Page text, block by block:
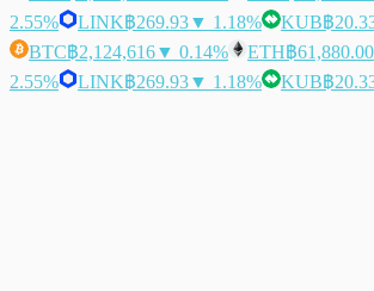
2.55%
LINK฿269.93▼ 1.18% KUB฿
BTC฿2,124,616▼ 0.14% ETH฿61,880.00
2.55%
LINK฿269.93▼ 1.18% KUB฿